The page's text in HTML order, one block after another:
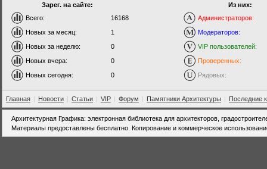
Зарег. на сайте:
Всего:
16168
Новых за месяц:
1
Новых за неделю:
0
Новых вчера:
0
Новых сегодня:
0
Из них:
Администраторов:
Модераторов:
VIP пользователей:
Проверенных:
Рядовых:
Главная | Новости | Статьи | VIP | Форум | Памятники Архитектуры | Последние
Архитектурная Графика: электронная библиотека для архитекторов,
Материалы предоставлены бесплатно. Копирование и коммерческое